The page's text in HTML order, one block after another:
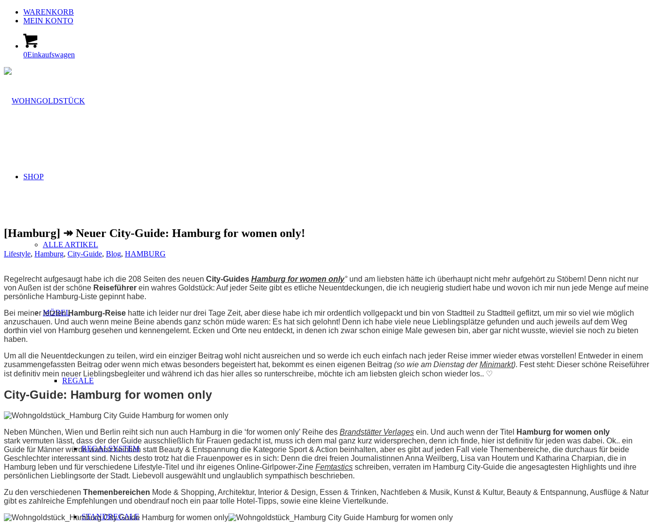
WARENKORB
MEIN KONTO
0Einkaufswagen
SHOP
ALLE ARTIKEL
MÖBEL
REGALE
REGALSYSTEM
STANDREGALE
[Hamburg] ↠ Neuer City-Guide: Hamburg for women only!
Lifestyle, Hamburg, City-Guide, Blog, HAMBURG
Regelrecht aufgesaugt habe ich die 208 Seiten des neuen City-Guides Hamburg for women only° und am liebsten hätte ich überhaupt nicht mehr aufgehört zu Stöbern! Denn nicht nur
von Außen ist der schöne Reiseführer ein wahres Goldstück: Auf jeder Seite gibt es etliche Neuentdeckungen, die ich neugierig studiert habe und wovon ich mir nun jede Menge auf meine
persönliche Hamburg-Liste gepinnt habe.
Bei meiner letztenHamburg-Reise hatte ich leider nur drei Tage Zeit, aber diese habe ich mir ordentlich vollgepackt und bin von Stadtteil zu Stadtteil geflitzt, um mir so viel wie möglich
anzuschauen. Und auch wenn meine Beine abends ganz schön müde waren: Es hat sich gelohnt! Denn ich habe viele neue Lieblingsplätze gefunden und auch jeweils auf dem Weg
dorthin viel von Hamburg gesehen und kennengelernt. Ecken und Orte neu entdeckt, in denen ich zwar schon einige Male gewesen bin, aber gar nicht wusste, wieviel sie noch zu bieten
haben.
Um all die Neuentdeckungen zu teilen, wird ein einziger Beitrag wohl nicht ausreichen und so werde ich euch einfach nach jeder Reise immer wieder etwas vorstellen! Entweder in einem
zusammengefassten Beitrag oder wenn mich etwas besonders begeistert hat, bekommt es einen eigenen Beitrag (so wie am Dienstag derMinimarkt). Fest steht: Dieser schöne Reiseführer
ist definitiv mein neuer Lieblingsbegleiter und während ich das hier alles so runterschreibe, möchte ich am liebsten gleich schon wieder los.. ♡
City-Guide: Hamburg for women only
Neben München, Wien und Berlin reiht sich nun auch Hamburg in die ‘for women only’ Reihe des Brandstätter Verlages ein. Und auch wenn der Titel
Hamburg for women only
stark vermuten lässt, dass der der Guide ausschließlich für Frauen gedacht ist, muss ich dem mal ganz kurz widersprechen, denn ich finde, hier ist definitiv für jeden was dabei. Ok.. ein
Guide für Männer würde wahrscheinlich statt Beauty & Entspannung die Kategorie Sport & Action beinhalten, aber es gibt auf jeden Fall viele Themenbereiche, die durchaus für beide
Geschlechter interessant sind. Nichts desto trotz hat die Frauenpower es in sich: Denn die drei freien Journalistinnen Anna Weilberg, Lisa van Houtem und Katharina Charpian, die in
Hamburg leben und für verschiedene Lifestyle-Titel und ihr eigenes Online-Girlpower-Zine Femtastics schreiben, verraten im Hamburg City-Guide die angesagtesten Highlights und ihre
persönlichen Lieblingsorte der Stadt. Liebevoll ausgewählt und unglaublich sympathisch beschrieben.
Zu den verschiedenen Themenbereichen Mode & Shopping, Architektur, Interior & Design, Essen & Trinken, Nachtleben & Musik, Kunst & Kultur, Beauty & Entspannung, Ausflüge & Natur
gibt es zahlreiche Empfehlungen und obendrauf noch ein paar tolle Hotel-Tipps, sowie eine kleine Viertelkunde.